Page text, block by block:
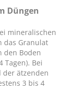
Düngen
mineralischen
das Granulat
den Boden
Tagen). Bei
der ätzenden
3 bis 4